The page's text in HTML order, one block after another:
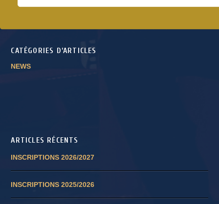
CATÉGORIES D’ARTICLES
NEWS
ARTICLES RÉCENTS
INSCRIPTIONS 2026/2027
INSCRIPTIONS 2025/2026